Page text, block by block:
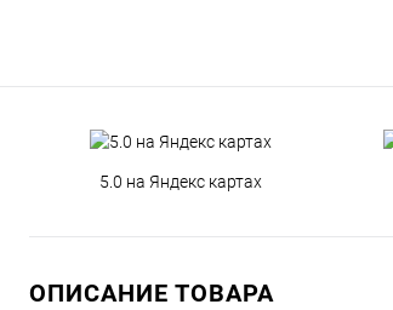
5.0 на Яндекс картах
ОПИСАНИЕ ТОВАРА